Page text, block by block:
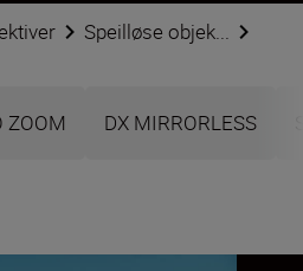
Speilløse objek...
ZOOM DX MIRRORLESS